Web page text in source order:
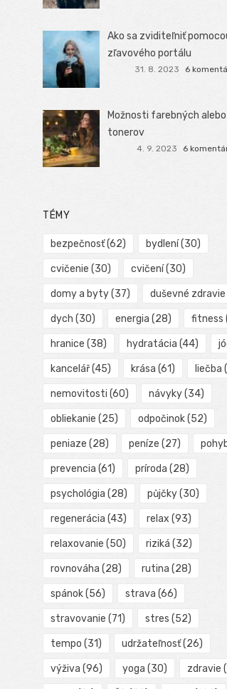
Ako sa zviditeľniť
zľavového portálu
31. 8. 2023 6
Možnosti farebných
tonerov
4. 9. 2023 6
TÉMY
bezpečnosť(62) bydlení(30)
cvičenie (30) cvičení(30)
domy a byty(37) duševné zdravie
dych (30) energia (28) fitness
hranice (38) hydratácia (44)
kancelář(45) krása (61) liečba
nemovitosti (60) návyky(34)
obliekanie (25) odpočinok(52)
peniaze (28) peníze (27)
prevencia (61) príroda (28)
psychológia (28) půjčky(30)
regenerácia (43) relax (93)
relaxovanie (50) riziká (32)
rovnováha (28) rutina (28)
spánok(56) strava (66)
stravovanie (71) stres (52)
tempo (31) udržateľnosť(26)
výživa (96) yoga (30) zdravie